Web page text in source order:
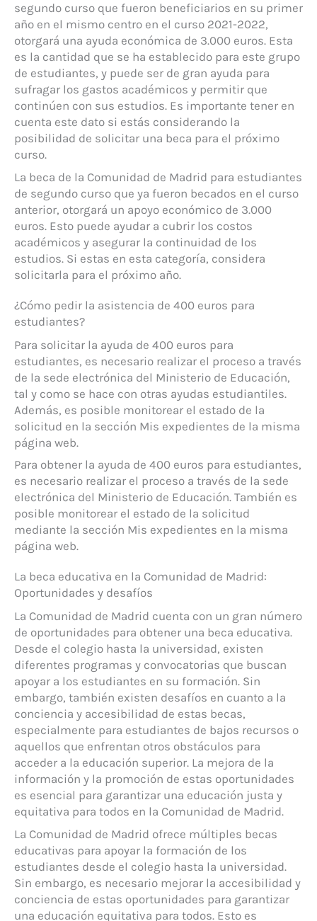
segundo curso que fueron beneficiarios en su primer
año en el mismo centro en el curso 2021-2022,
otorgará una ayuda económica de 3.000 euros. Esta
es la cantidad que se ha establecido para este grupo
de estudiantes, y puede ser de gran ayuda para
sufragar los gastos académicos y permitir que
continúen con sus estudios. Es importante tener en
cuenta este dato si estás considerando la
posibilidad de solicitar una beca para el próximo
curso.
La beca de la Comunidad de Madrid para estudiantes
de segundo curso que ya fueron becados en el curso
anterior, otorgará un apoyo económico de 3.000
euros. Esto puede ayudar a cubrir los costos
académicos y asegurar la continuidad de los
estudios. Si estas en esta categoría, considera
solicitarla para el próximo año.
¿Cómo pedir la asistencia de 400 euros para
estudiantes?
Para solicitar la ayuda de 400 euros para
estudiantes, es necesario realizar el proceso a través
de la sede electrónica del Ministerio de Educación,
tal y como se hace con otras ayudas estudiantiles.
Además, es posible monitorear el estado de la
solicitud en la sección Mis expedientes de la misma
página web.
Para obtener la ayuda de 400 euros para estudiantes,
es necesario realizar el proceso a través de la sede
electrónica del Ministerio de Educación. También es
posible monitorear el estado de la solicitud
mediante la sección Mis expedientes en la misma
página web.
La beca educativa en la Comunidad de Madrid:
Oportunidades y desafíos
La Comunidad de Madrid cuenta con un gran número
de oportunidades para obtener una beca educativa.
Desde el colegio hasta la universidad, existen
diferentes programas y convocatorias que buscan
apoyar a los estudiantes en su formación. Sin
embargo, también existen desafíos en cuanto a la
conciencia y accesibilidad de estas becas,
especialmente para estudiantes de bajos recursos o
aquellos que enfrentan otros obstáculos para
acceder a la educación superior. La mejora de la
información y la promoción de estas oportunidades
es esencial para garantizar una educación justa y
equitativa para todos en la Comunidad de Madrid.
La Comunidad de Madrid ofrece múltiples becas
educativas para apoyar la formación de los
estudiantes desde el colegio hasta la universidad.
Sin embargo, es necesario mejorar la accesibilidad y
conciencia de estas oportunidades para garantizar
una educación equitativa para todos. Esto es